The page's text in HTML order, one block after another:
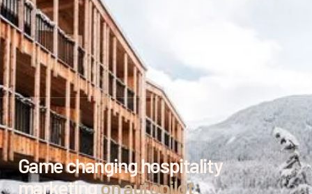
Game changing hospitality
marketingon autopilot.